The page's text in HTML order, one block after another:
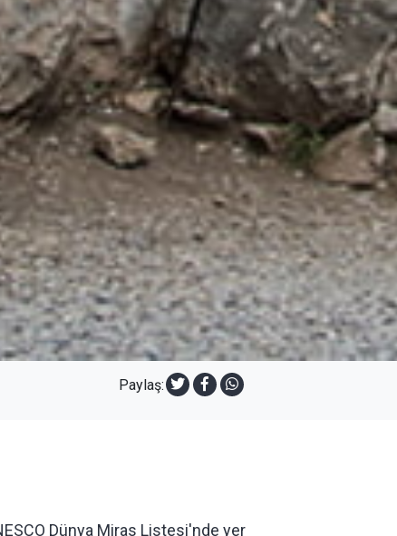
Paylaş:
Dünya Miras Listesi'nde yer